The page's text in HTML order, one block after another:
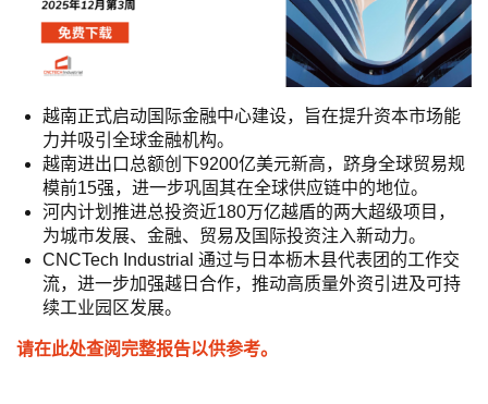
越南正式启动国际金融中心建设，旨在提升资本市场能
力并吸引全球金融机构。
越南进出口总额创下9200亿美元新高，跻身全球贸易规
模前15强，进一步巩固其在全球供应链中的地位。
河内计划推进总投资近180万亿越盾的两大超级项目，
为城市发展、金融、贸易及国际投资注入新动力。
CNCTech Industrial 通过与日本枥木县代表团的工作交
流，进一步加强越日合作，推动高质量外资引进及可持
续工业园区发展。
请在此处查阅完整报告以供参考。